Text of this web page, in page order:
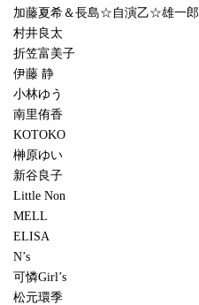
加藤夏希＆長島☆自演乙☆雄一郎
村井良太
折笠富美子
伊藤 静
小林ゆう
南里侑香
KOTOKO
榊原ゆい
新谷良子
Little Non
MELL
ELISA
N’s
可憐Girl’s
松元環季